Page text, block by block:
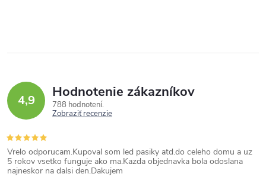
4,9 Hodnotenie zákazníkov
788 hodnotení
Zobraziť recenzie
Vrelo odporucam.Kupoval som led pasiky atd.do celeho domu a uz
5 rokov vsetko funguje ako ma.Kazda objednavka bola odoslana
najneskor na dalsi den.Dakujem